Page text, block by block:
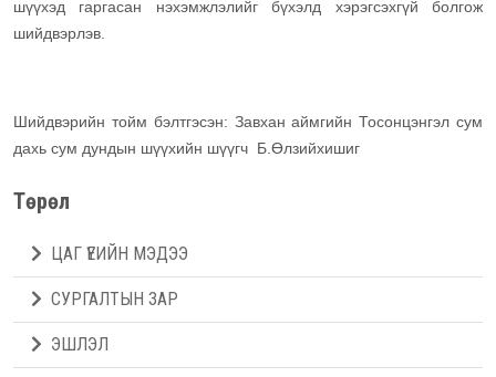
шүүхэд гаргасан нэхэмжлэлийг бүхэлд хэрэгсэхгүй болгож
шийдвэрлэв.
Шийдвэрийн тойм бэлтгэсэн: Завхан аймгийн Тосонцэнгэл сум
дахь сум дундын шүүхийн шүүгч Б.Өлзийхишиг
Төрөл
ЦАГ ҮЕИЙН МЭДЭЭ
СУРГАЛТЫН ЗАР
ЭШЛЭЛ